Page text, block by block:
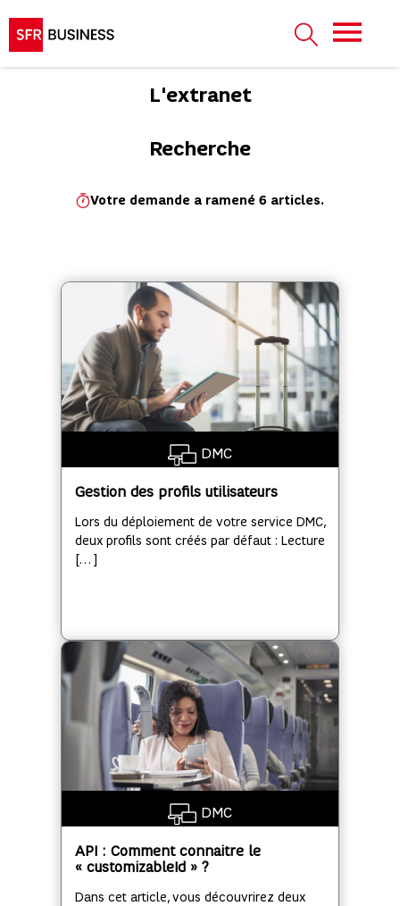
L'extranet
Recherche
Votre demande a ramené 6 articles.
DMC
Gestion des profils utilisateurs
Lors du déploiement de votre service DMC,
deux profils sont créés par défaut : Lecture
[…]
DMC
API : Comment connaitre le
« customizableId » ?
Dans cet article, vous découvrirez deux